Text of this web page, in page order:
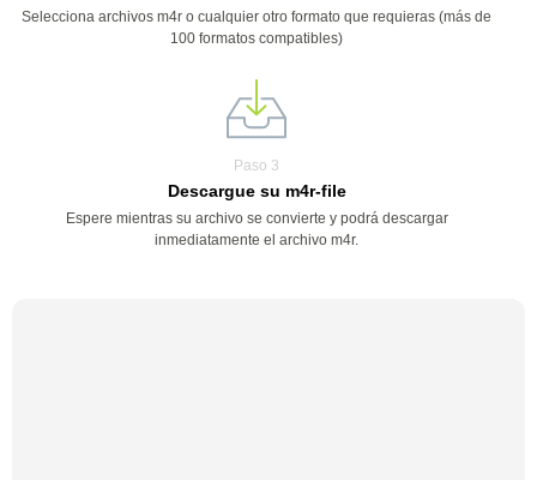
Selecciona archivos m4r o cualquier otro formato que requieras (más de
100 formatos compatibles)
Paso 3
Descargue su m4r-file
Espere mientras su archivo se convierte y podrá descargar
inmediatamente el archivo m4r.